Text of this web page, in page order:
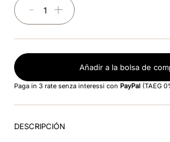
7.star
8.front insert
＋
－
Añadir a la bolsa de
Paga in 3 rate senza interessi con PayPal (TAEG
DESCRIPCIÓN